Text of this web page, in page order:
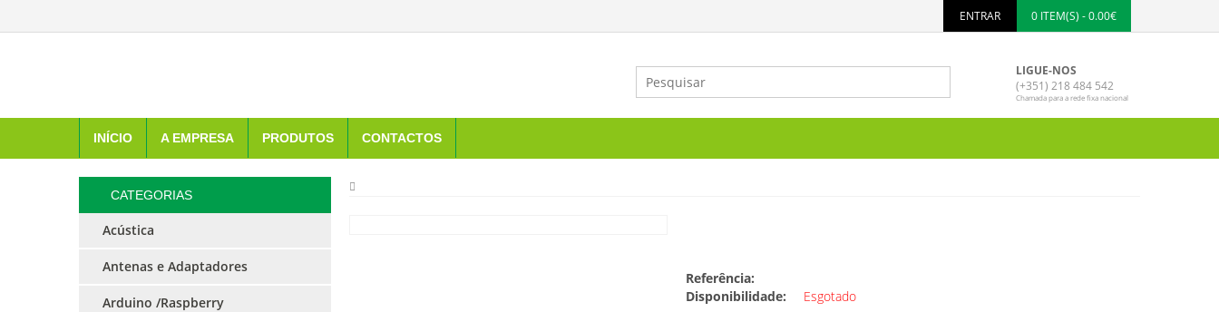
ENTRAR 0 ITEM(S) - 0.00€
LIGUE-NOS
(+351) 218 484 542
Chamada para a rede fixa nacional
INÍCIO A EMPRESA PRODUTOS CONTACTOS
CATEGORIAS
Acústica
Antenas e Adaptadores
Arduino /Raspberry
Referência:
Disponibilidade:
Esgotado